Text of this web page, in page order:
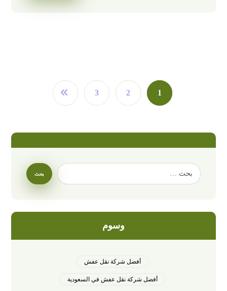
1
2
3
وسوم
أفضل شركة نقل عفش
أفضل شركة نقل عفش في السعودية